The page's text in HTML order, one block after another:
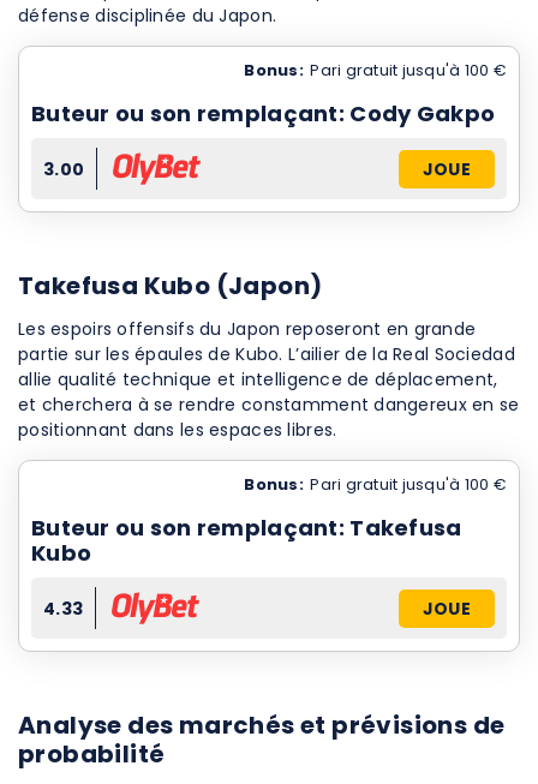
défense disciplinée du Japon.
Bonus: Pari gratuit jusqu'à 100 €
Buteur ou son remplaçant: Cody Gakpo
3.00 JOUE
Takefusa Kubo (Japon)
Les espoirs offensifs du Japon reposeront en grande
partie sur les épaules de Kubo. L’ailier de la Real Sociedad
allie qualité technique et intelligence de déplacement,
et cherchera à se rendre constamment dangereux en se
positionnant dans les espaces libres.
Bonus: Pari gratuit jusqu'à 100 €
Buteur ou son remplaçant: Takefusa
Kubo
4.33 JOUE
Analyse des marchés et prévisions de
probabilité